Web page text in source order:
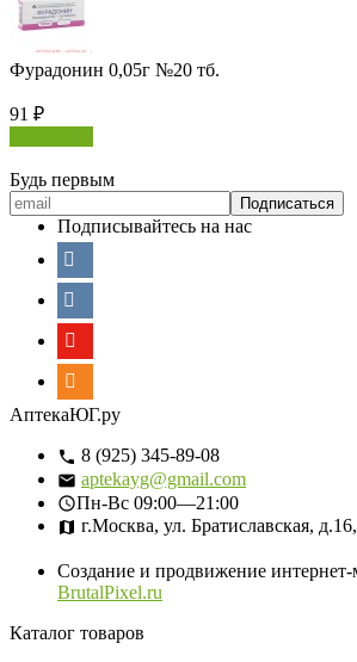
Фурадонин 0,05г №20 тб.
91 ₽
Будь первым
Подписывайтесь на нас
АптекаЮГ.ру
8 (925) 345-89-08
aptekayg@gmail.com
Пн-Вс 09:00—21:00
г.Москва, ул. Братиславская,
Создание и продвижение интернет-
BrutalPixel.ru
Каталог товаров